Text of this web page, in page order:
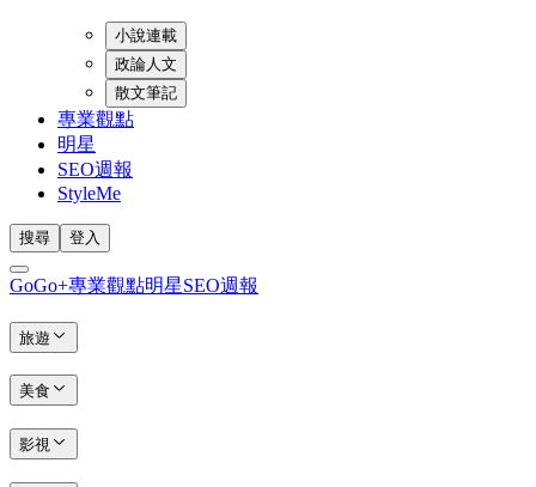
小說連載
政論人文
散文筆記
專業觀點
明星
SEO週報
StyleMe
搜尋 登入
GoGo+專業觀點明星SEO週報
旅遊
美食
影視